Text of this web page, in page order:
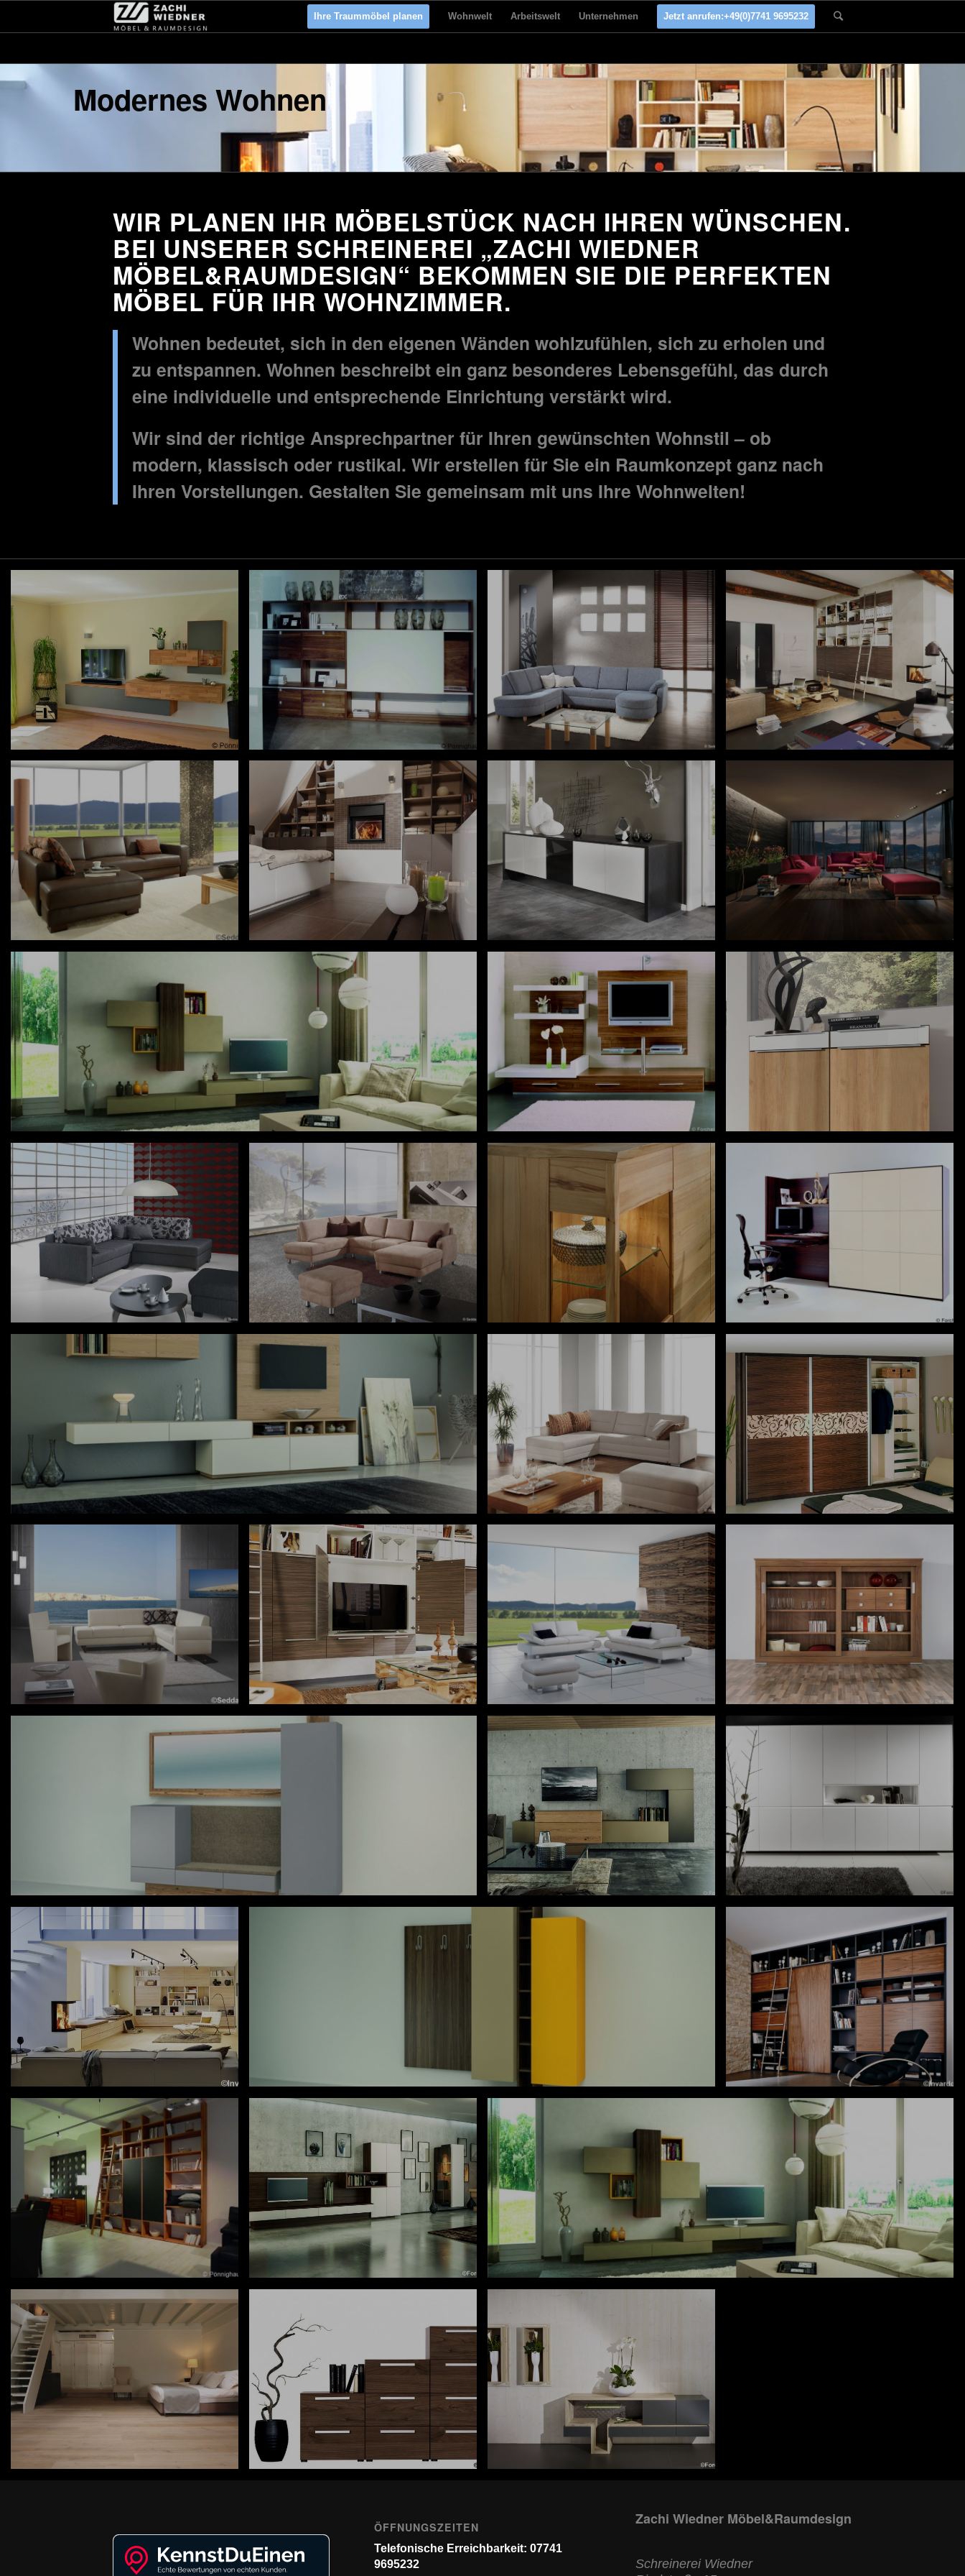
Ihre Traummöbel planen Wohnwelt Arbeitswelt Unternehmen Jetzt anrufen:+49(0)7741 9695232
Modernes Wohnen
WIR PLANEN IHR MÖBELSTÜCK NACH IHREN WÜNSCHEN.
BEI UNSERER SCHREINEREI „ZACHI WIEDNER
MÖBEL&RAUMDESIGN“ BEKOMMEN SIE DIE PERFEKTEN
MÖBEL FÜR IHR WOHNZIMMER.
Wohnen bedeutet, sich in den eigenen Wänden wohlzufühlen, sich zu erholen und
zu entspannen. Wohnen beschreibt ein ganz besonderes Lebensgefühl, das durch
eine individuelle und entsprechende Einrichtung verstärkt wird.
Wir sind der richtige Ansprechpartner für Ihren gewünschten Wohnstil – ob
modern, klassisch oder rustikal. Wir erstellen für Sie ein Raumkonzept ganz nach
Ihren Vorstellungen. Gestalten Sie gemeinsam mit uns Ihre Wohnwelten!
ÖFFNUNGSZEITEN
Telefonische Erreichbarkeit: 07741
9695232
Zachi Wiedner Möbel&Raumdesign
Schreinerei Wiedner